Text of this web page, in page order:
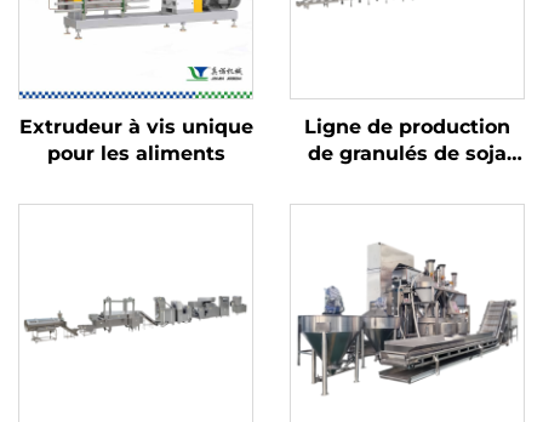
Extrudeur à vis unique
pour les aliments
Ligne de production
de granulés de soja
soja